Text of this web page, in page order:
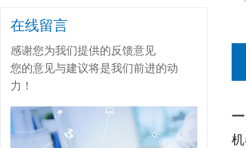
在线留言
感谢您为我们提供的反馈意见
您的意见与建议将是我们前进的动
力！